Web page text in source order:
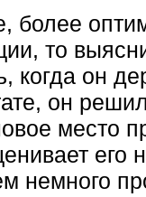
более
то
когда он
он
место
его
немного